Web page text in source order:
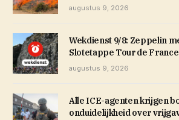
augustus 9, 2026
Wekdienst 9/8: Zeppelin
Slotetappe Tour de
augustus 9, 2026
Alle ICE-agenten krijgen
onduidelijkheid over